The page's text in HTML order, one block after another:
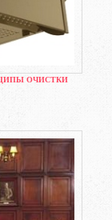
ОЧИСТКИ